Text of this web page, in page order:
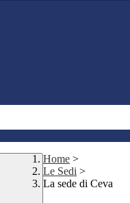
Home >
Le Sedi >
La sede di Ceva